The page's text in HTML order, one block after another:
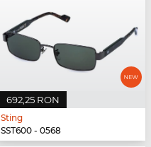
692,25 RON
Sting
SST600 - 0568